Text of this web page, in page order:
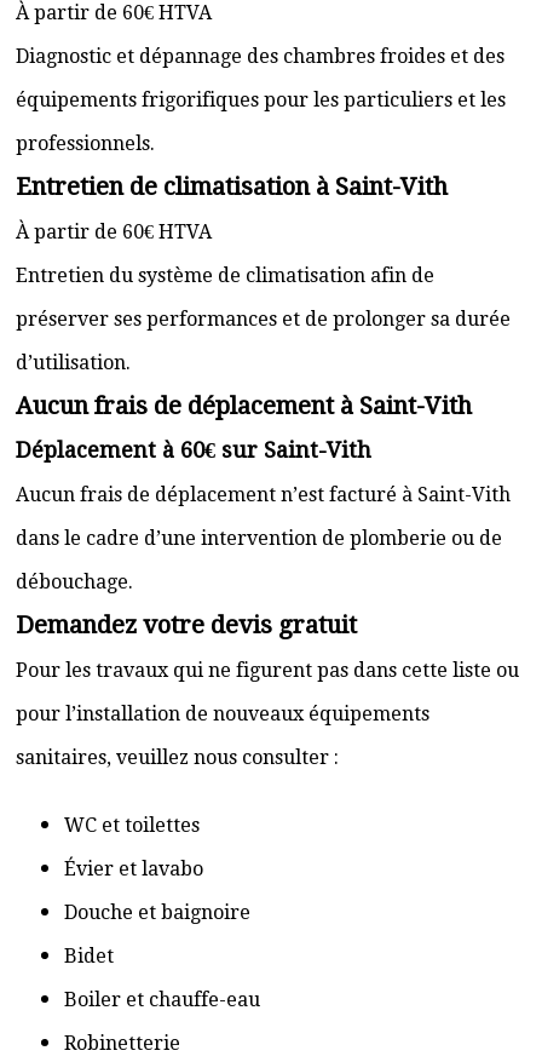
À partir de 60€ HTVA
Diagnostic et dépannage des chambres froides et des
équipements frigorifiques pour les particuliers et les
professionnels.
Entretien de climatisation à Saint-Vith
À partir de 60€ HTVA
Entretien du système de climatisation afin de
préserver ses performances et de prolonger sa durée
d’utilisation.
Aucun frais de déplacement à Saint-Vith
Déplacement à 60€ sur Saint-Vith
Aucun frais de déplacement n’est facturé à Saint-Vith
dans le cadre d’une intervention de plomberie ou de
débouchage.
Demandez votre devis gratuit
Pour les travaux qui ne figurent pas dans cette liste ou
pour l’installation de nouveaux équipements
sanitaires, veuillez nous consulter :
WC et toilettes
Évier et lavabo
Douche et baignoire
Bidet
Boiler et chauffe-eau
Robinetterie